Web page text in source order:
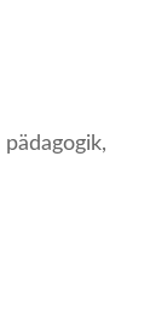
pädagogik,